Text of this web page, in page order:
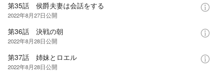
第35話 侯爵夫妻は会話をする
2022年8月27日公開
第36話 決戦の朝
2022年8月28日公開
第37話 姉妹とロエル
2022年8月28日公開